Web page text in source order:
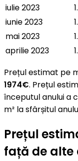
iulie 2023
iunie 2023
mai 2023
aprilie 2023
Prețul estimat pe
1974€. Prețul
începutul anului a
m² la sfârșitul
Prețul
față de